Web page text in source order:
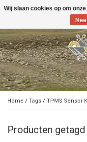
Toggle
Home / Tags / TPMS Sensor
Producten
Wij slaan cookies op om
Nee